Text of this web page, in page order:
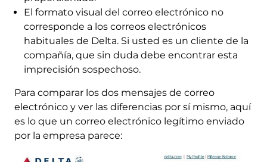
El formato visual del correo electrónico no
corresponde a los correos electrónicos
habituales de Delta. Si usted es un cliente de la
compañía, que sin duda debe encontrar esta
imprecisión sospechoso.
Para comparar los dos mensajes de correo
electrónico y ver las diferencias por sí mismo, aquí
es lo que un correo electrónico legítimo enviado
por la empresa parece: